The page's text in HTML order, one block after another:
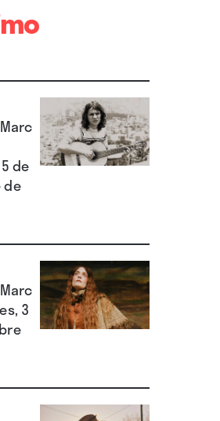
de
de
3